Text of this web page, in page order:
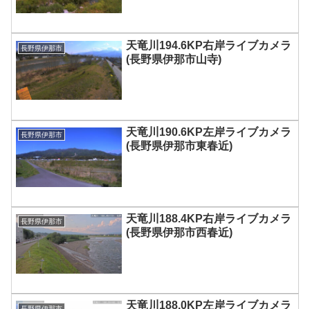
長野県伊那市
天竜川194.6KP右岸ライブカメラ
(長野県伊那市山寺)
長野県伊那市
天竜川190.6KP左岸ライブカメラ
(長野県伊那市東春近)
長野県伊那市
天竜川188.4KP右岸ライブカメラ
(長野県伊那市西春近)
天竜川188.0KP左岸ライブカメラ